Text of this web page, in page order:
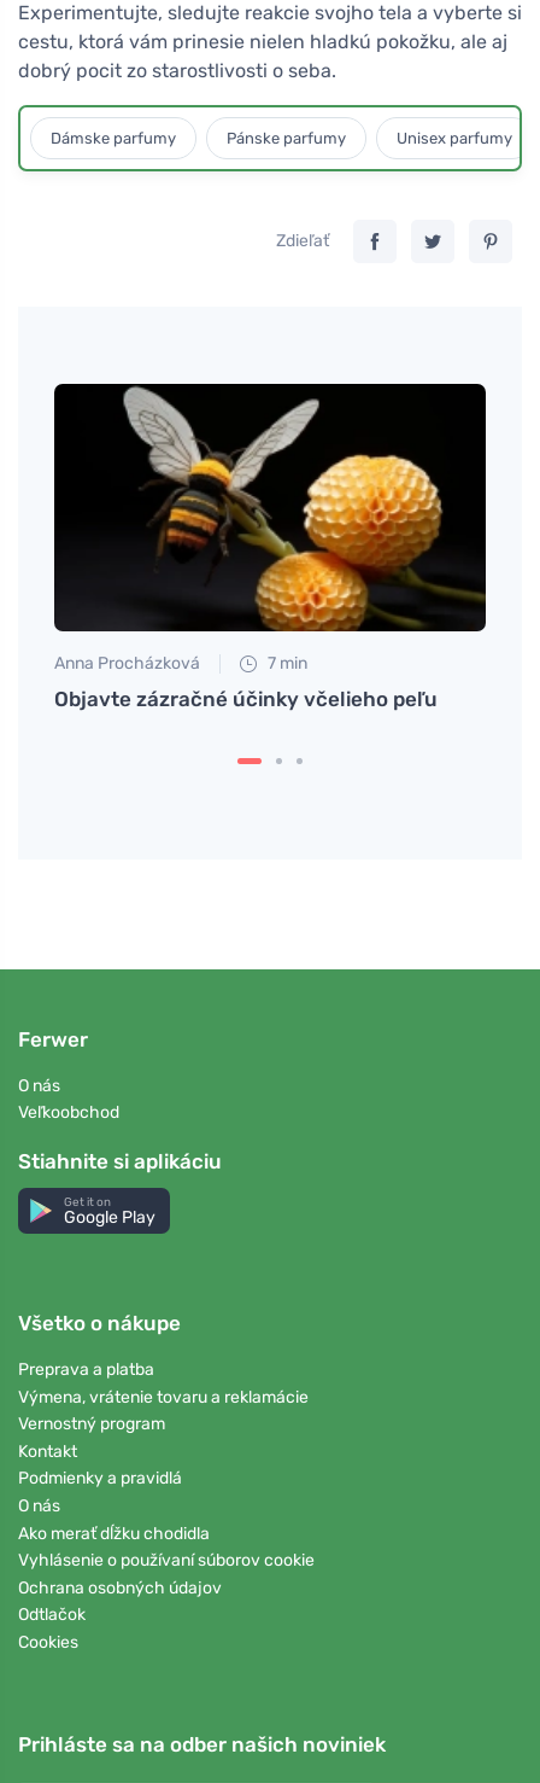
Experimentujte, sledujte reakcie svojho tela a vyberte si
cestu, ktorá vám prinesie nielen hladkú pokožku, ale aj
dobrý pocit zo starostlivosti o seba.
Dámske parfumy Pánske parfumy Unisex parfumy
Zdieľať
Anna Procházková 7 min
Objavte zázračné účinky včelieho peľu
Ferwer
O nás
Veľkoobchod
Stiahnite si aplikáciu
Get it on
Google Play
Všetko o nákupe
Preprava a platba
Výmena, vrátenie tovaru a reklamácie
Vernostný program
Kontakt
Podmienky a pravidlá
O nás
Ako merať dĺžku chodidla
Vyhlásenie o používaní súborov cookie
Ochrana osobných údajov
Odtlačok
Cookies
Prihláste sa na odber našich noviniek